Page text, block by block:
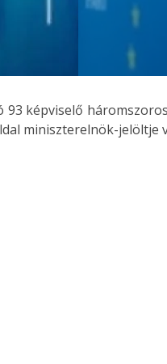
képviselő
miniszterelnök-jelöltje